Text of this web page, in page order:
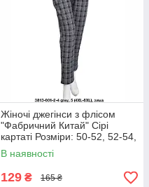
Жіночі джегінси з флісом
"Фабричний Китай" Сірі
картаті Розміри: 50-52, 52-54,
54-56, 56-58 (18128-6)
В наявності
129 ₴ 165 ₴